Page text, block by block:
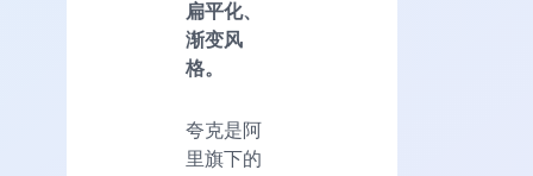
扁平化、
渐变风
格。
夸克是阿
里旗下的